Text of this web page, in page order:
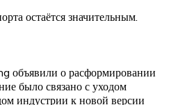
остаётся значительным.
объявили о расформировании
было связано с уходом
индустрии к новой версии